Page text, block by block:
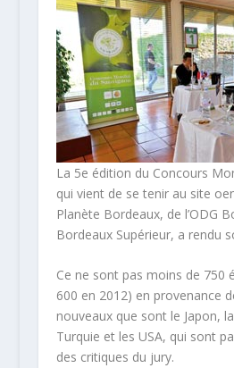
La 5e édition du Concours
qui vient de se tenir au site
Planète Bordeaux, de l’ODG
Bordeaux Supérieur, a rendu
Ce ne sont pas moins de 750
600 en 2012) en provenance
nouveaux que sont le Japon,
Turquie et les USA, qui sont
des critiques du jury.